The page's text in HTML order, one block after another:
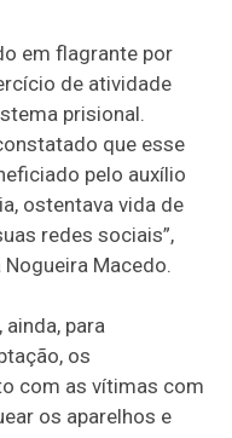
em flagrante por
de atividade
prisional.
que esse
pelo auxílio
ostentava vida de
redes sociais”,
Macedo.
para
os
com as vítimas com
os aparelhos e